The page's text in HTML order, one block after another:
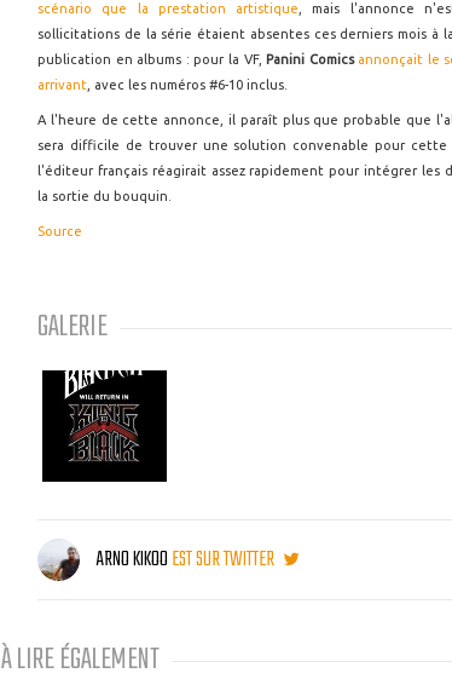
scénario que la prestation artistique , mais l'annonce
sollicitations de la série étaient absentes ces derniers mois à la
publication en albums : pour la VF, Panini Comics annonçait le
arrivant , avec les numéros #6-10 inclus.
A l'heure de cette annonce, il paraît plus que probable que
sera difficile de trouver une solution convenable pour cette
l'éditeur français réagirait assez rapidement pour intégrer les
la sortie du bouquin.
Source
GALERIE
ARNO KIKOOEST SUR TWITTER
À LIRE ÉGALEMENT